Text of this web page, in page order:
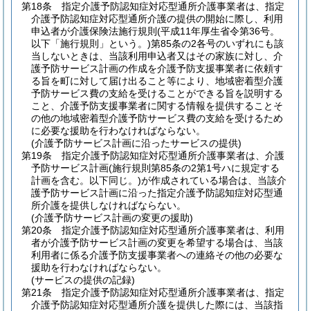
第18条
指定介護予防認知症対応型通所介護事業者は、指定
介護予防認知症対応型通所介護の提供の開始に際し、利用
申込者が介護保険法施行規則 (平成11年厚生省令第36号。
以下「施行規則」という。)第85条の2各号のいずれにも該
当しないときは、当該利用申込者又はその家族に対し、介
護予防サービス計画の作成を介護予防支援事業者に依頼す
る旨を町に対して届け出ること等により、地域密着型介護
予防サービス費の支給を受けることができる旨を説明する
こと、介護予防支援事業者に関する情報を提供することそ
の他の地域密着型介護予防サービス費の支給を受けるため
に必要な援助を行わなければならない。
(介護予防サービス計画に沿ったサービスの提供)
第19条
指定介護予防認知症対応型通所介護事業者は、介護
予防サービス計画(施行規則第85条の2第1号ハに規定する
計画を含む。以下同じ。)が作成されている場合は、当該介
護予防サービス計画に沿った指定介護予防認知症対応型通
所介護を提供しなければならない。
(介護予防サービス計画の変更の援助)
第20条
指定介護予防認知症対応型通所介護事業者は、利用
者が介護予防サービス計画の変更を希望する場合は、当該
利用者に係る介護予防支援事業者への連絡その他の必要な
援助を行わなければならない。
(サービスの提供の記録)
第21条
指定介護予防認知症対応型通所介護事業者は、指定
介護予防認知症対応型通所介護を提供した際には、当該指